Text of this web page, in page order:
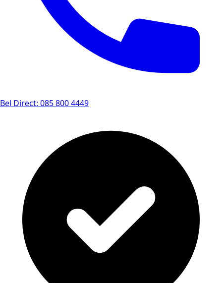
Bel Direct: 085 800 4449